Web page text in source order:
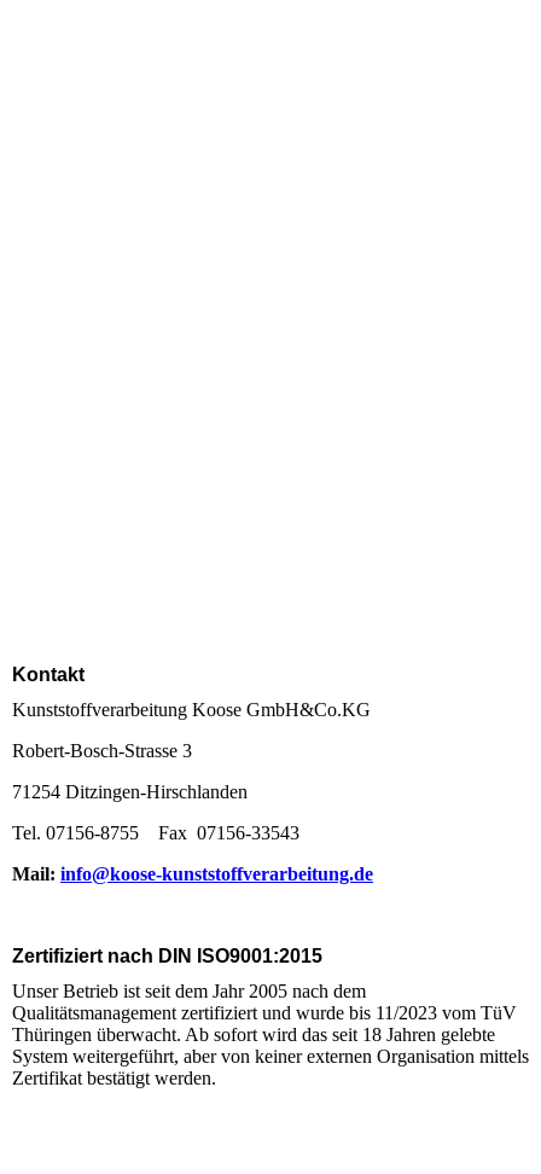
Kontakt
Kunststoffverarbeitung Koose GmbH&Co.KG
Robert-Bosch-Strasse 3
71254 Ditzingen-Hirschlanden
Tel. 07156-8755 Fax 07156-33543
Mail: info@koose-kunststoffverarbeitung.de
Zertifiziert nach DIN ISO9001:2015
Unser Betrieb ist seit dem Jahr 2005 nach dem
Qualitätsmanagement zertifiziert und wurde bis 11/2023 vom TüV
Thüringen überwacht. Ab sofort wird das seit 18 Jahren gelebte
System weitergeführt, aber von keiner externen Organisation mittels
Zertifikat bestätigt werden.